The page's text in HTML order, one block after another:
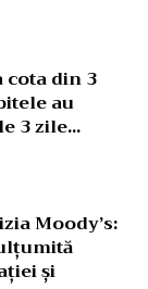
cota din 3
au
3 zile...
Moody’s:
și